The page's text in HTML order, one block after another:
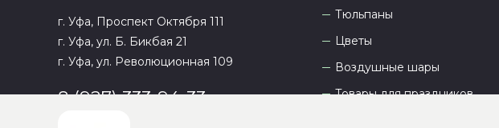
г. Уфа, Проспект Октября 111
г. Уфа, ул. Б. Бикбая 21
г. Уфа, ул. Революционная 109
8 (927) 333-94-33
Тюльпаны
Цветы
Воздушные шары
Товары для праздников